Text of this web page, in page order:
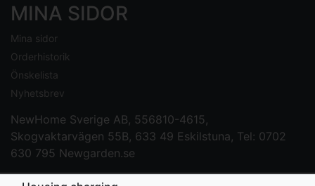
MINA SIDOR
Mina sidor
Orderhistorik
Önskelista
Nyhetsbrev
NewHome Sverige AB, 556810-4615,
Skogvaktarvägen 55B, 633 49 Eskilstuna, Tel: 0702
630 795 Newgarden.se